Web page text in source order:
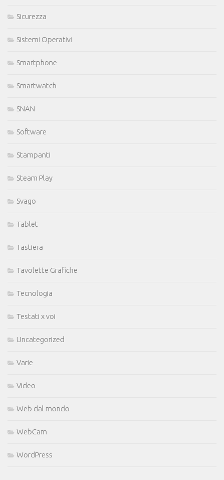
Sicurezza
Sistemi Operativi
Smartphone
Smartwatch
SNAN
Software
Stampanti
Steam Play
Svago
Tablet
Tastiera
Tavolette Grafiche
Tecnologia
Testati x voi
Uncategorized
Varie
Video
Web dal mondo
WebCam
WordPress